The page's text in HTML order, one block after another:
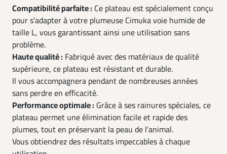
Compatibilité parfaite : Ce plateau est spécialement conçu
pour s'adapter à votre plumeuse Cimuka voie humide de
taille L, vous garantissant ainsi une utilisation sans
problème.
Haute qualité : Fabriqué avec des matériaux de qualité
supérieure, ce plateau est résistant et durable.
Il vous accompagnera pendant de nombreuses années
sans perdre en efficacité.
Performance optimale : Grâce à ses rainures spéciales, ce
plateau permet une élimination facile et rapide des
plumes, tout en préservant la peau de l'animal.
Vous obtiendrez des résultats impeccables à chaque